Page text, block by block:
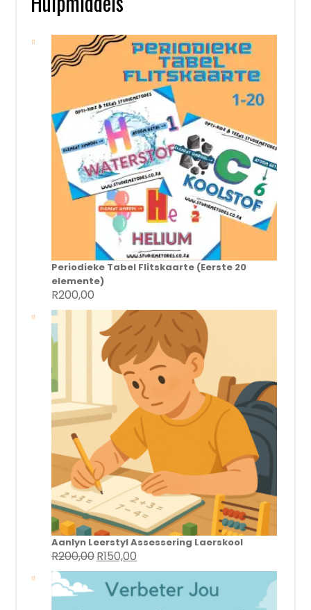
Periodieke Tabel Flitskaarte (Eerste 20
elemente)
R200,00
Aanlyn Leerstyl Assessering Laerskool
R200,00 Original
price
was:
R200,00.
R150,00
price
is:
R150,00.